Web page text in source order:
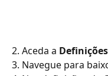
2. Aceda a Definições
3. Navegue para